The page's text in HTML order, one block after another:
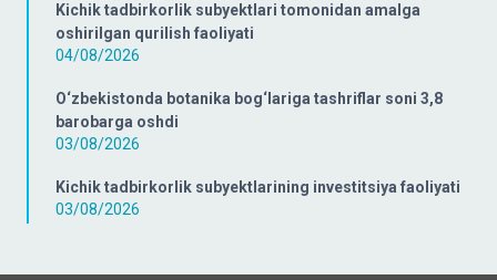
Kichik tadbirkorlik subyektlari tomonidan amalga
oshirilgan qurilish faoliyati
04/08/2026
O‘zbekistonda botanika bog‘lariga tashriflar soni 3,8
barobarga oshdi
03/08/2026
Kichik tadbirkorlik subyektlarining investitsiya faoliyati
03/08/2026